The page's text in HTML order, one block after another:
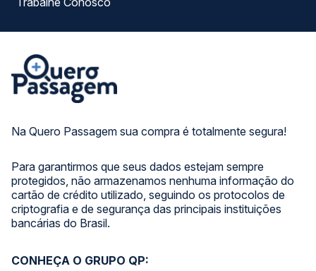
Na Quero Passagem sua compra é totalmente segura!
Para garantirmos que seus dados estejam sempre
protegidos, não armazenamos nenhuma informação do
cartão de crédito utilizado, seguindo os protocolos de
criptografia e de segurança das principais instituições
bancárias do Brasil.
CONHEÇA O GRUPO QP: